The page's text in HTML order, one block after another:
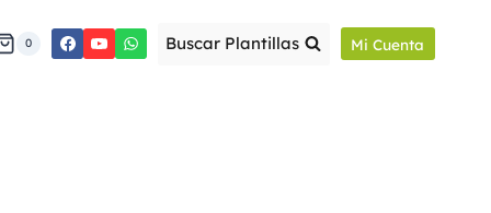
0 Buscar Plantillas Mi Cuenta